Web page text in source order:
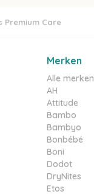
Premium Care
Merken
Alle merken
AH
Attitude
Bambo
Bambyo
Bonbébé
Boni
Dodot
DryNites
Etos